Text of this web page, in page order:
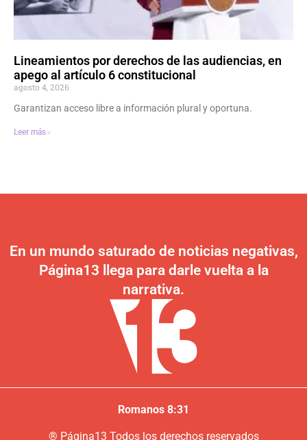
Lineamientos por derechos de las audiencias, en
apego al artículo 6 constitucional
agosto 4, 2026
Garantizan acceso libre a información plural y oportuna.
Leer más ›
En un mundo saturado de noticias negativas,
Página13 llega para darle vuelta a la
narrativa.
Romanos 8:31
® Página13 Todos los derechos reservados